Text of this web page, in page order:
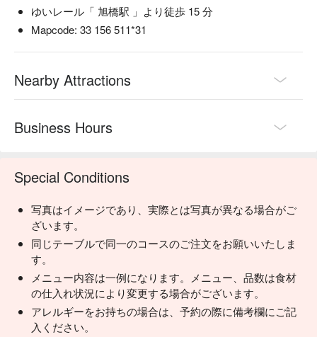
ゆいレール「 旭橋駅 」より徒歩 15 分
Mapcode: 33 156 511*31
Nearby Attractions
Business Hours
Special Conditions
写真はイメージであり、実際とは写真が異なる場合がご
ざいます。
同じテーブルで同一のコースのご注文をお願いいたしま
す。
メニュー内容は一例になります。メニュー、品数は食材
の仕入れ状況により変更する場合がございます。
アレルギーをお持ちの場合は、予約の際に備考欄にご記
入ください。